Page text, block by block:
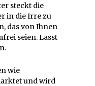
steckt die
in die Irre zu
das von Ihnen
seien. Lasst
wie
und wird